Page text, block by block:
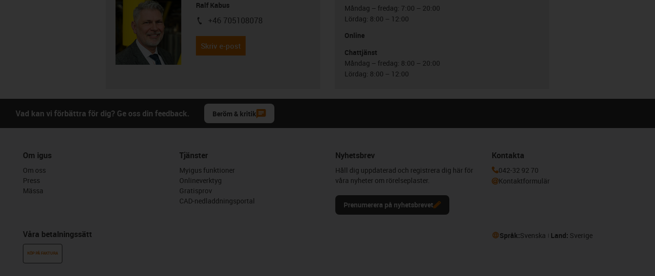
Ralf Kabus
igus-icon-phone
+46 705108078
Skriv e-post
Måndag – fredag: 7:00 – 20:00
Lördag: 8:00 – 12:00
Online
Chattjänst
Måndag – fredag: 8:00 – 20:00
Lördag: 8:00 – 12:00
Vad kan vi förbättra för dig? Ge oss din feedback. Beröm & kritik
Om igus
Om oss
Press
Mässa
Våra betalningssätt
KÖP PÅ FAKTURA
Tjänster
Myigus funktioner
Onlineverktyg
Gratisprov
CAD-nedladdningsportal
Nyhetsbrev
Håll dig uppdaterad och registrera dig här för
våra nyheter om rörelseplaster.
Prenumerera på nyhetsbrevet
Kontakta
042-32 92 70
Kontaktformulär
Språk:Svenska Land: Sverige